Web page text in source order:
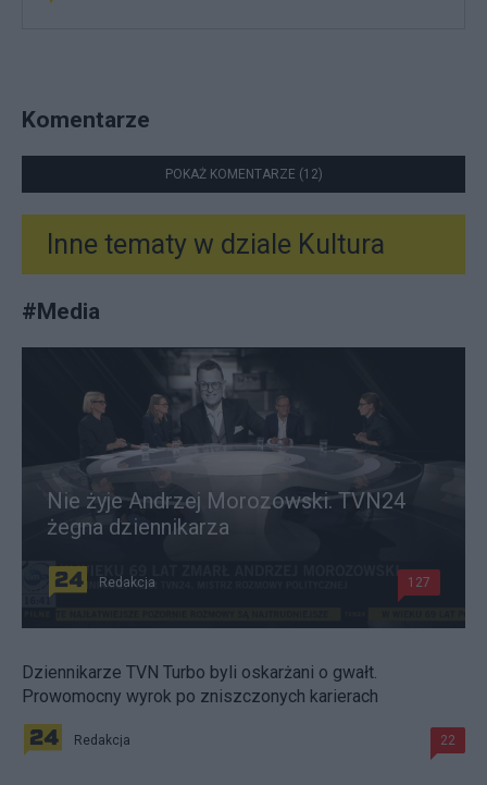
Komentarze
POKAŻ KOMENTARZE (12)
Inne tematy w dziale Kultura
#Media
Nie żyje Andrzej Morozowski. TVN24
żegna dziennikarza
Redakcja 127
Dziennikarze TVN Turbo byli oskarżani o gwałt.
Prowomocny wyrok po zniszczonych karierach
Redakcja 22